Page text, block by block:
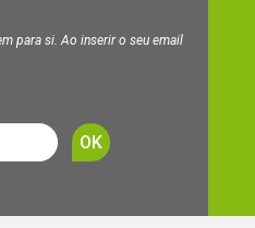
para si. Ao inserir o seu email